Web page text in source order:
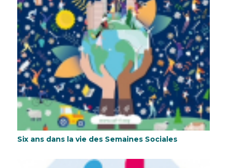
Six ans dans la vie des Semaines Sociales